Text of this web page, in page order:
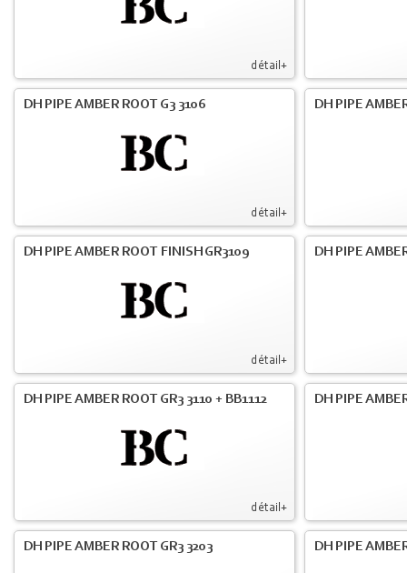
détail+
détail+
DH PIPE AMBER ROOT G3 3106 DH PIPE
détail+
DH PIPE AMBER ROOT FINISH GR3109 DH PIPE
détail+
DH PIPE AMBER ROOT GR3 3110 + BB1112 DH PIPE
DH PIPE AMBER ROOT GR3 3203 DH PIPE